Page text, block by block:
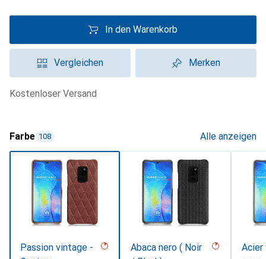
In den Warenkorb
Vergleichen Merken
kostenloser Versand
Farbe 108 Alle anzeigen
Passion vintage -
Abaca nero ( Noir
Acier